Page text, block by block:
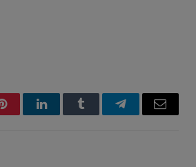
PinterestLinkedInTumblr TelegramEmail